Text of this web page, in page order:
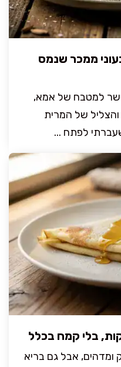
ממכר שנמס
למטבח של אמא,
של המרית
לפתח ...
ומדהים, אבל גם בריא